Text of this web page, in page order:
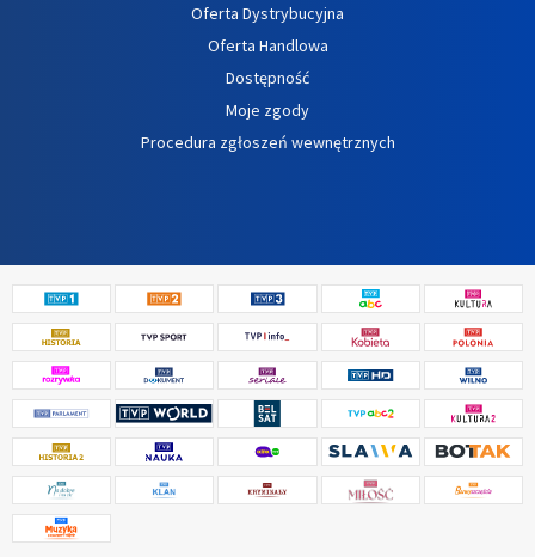
Oferta Dystrybucyjna
Oferta Handlowa
Dostępność
Moje zgody
Procedura zgłoszeń wewnętrznych